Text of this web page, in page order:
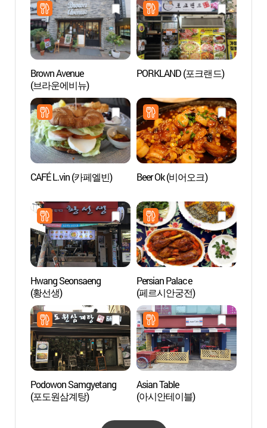
Brown Avenue
(브라운에비뉴)
PORKLAND (포크랜드)
CAFÉ L.vin (카페엘빈) Beer Ok (비어오크)
Hwang Seonsaeng
(황선생)
Persian Palace
(페르시안궁전)
Podowon Samgyetang
(포도원삼계탕)
Asian Table
(아시안테이블)